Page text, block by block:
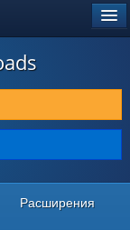
Расширения